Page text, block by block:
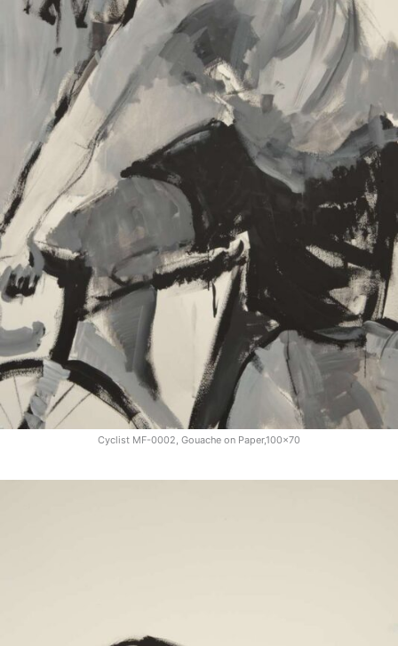
Cyclist MF-0002, Gouache on Paper,100x70